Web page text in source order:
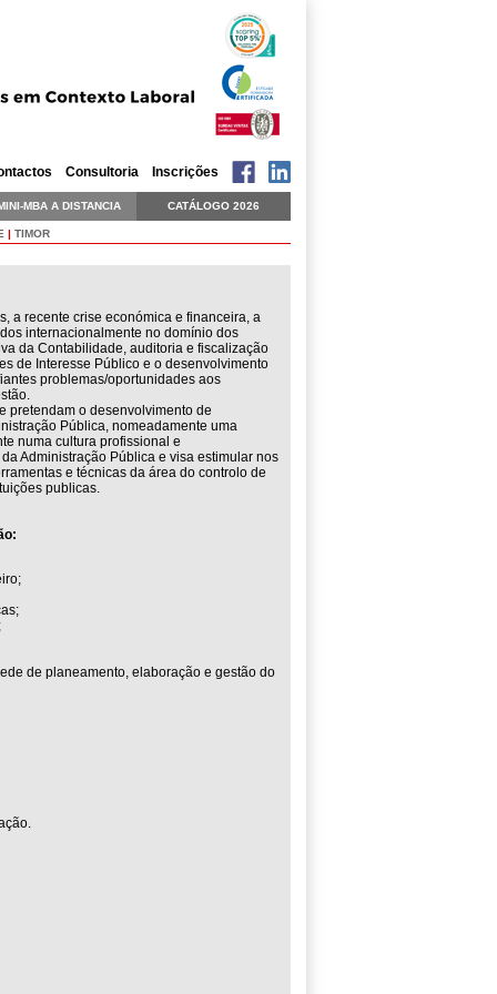
Consultoria Inscrições
MBA A DISTANCIA CATÁLOGO 2026
| TIMOR
a recente crise económica e financeira, a
internacionalmente no domínio dos
da Contabilidade, auditoria e fiscalização
de Interesse Público e o desenvolvimento
problemas/oportunidades aos
pretendam o desenvolvimento de
Pública, nomeadamente uma
numa cultura profissional e
Administração Pública e visa estimular nos
e técnicas da área do controlo de
publicas.
de planeamento, elaboração e gestão do